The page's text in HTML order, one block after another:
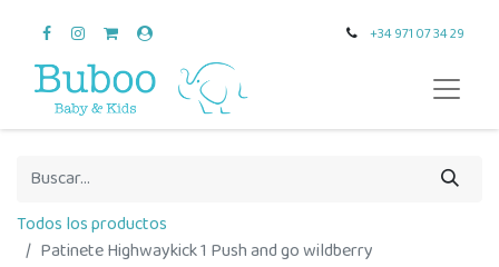
+34 971 07 34 29
Todos los productos
Patinete Highwaykick 1 Push and go wildberry